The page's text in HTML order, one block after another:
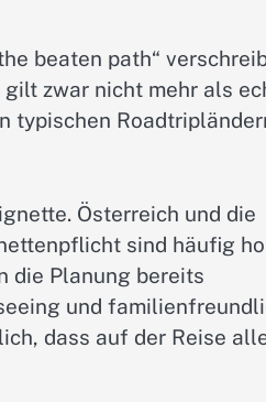
beaten path“
zwar nicht mehr als
typischen
Österreich und die
sind häufig
die Planung bereits
und
dass auf der Reise